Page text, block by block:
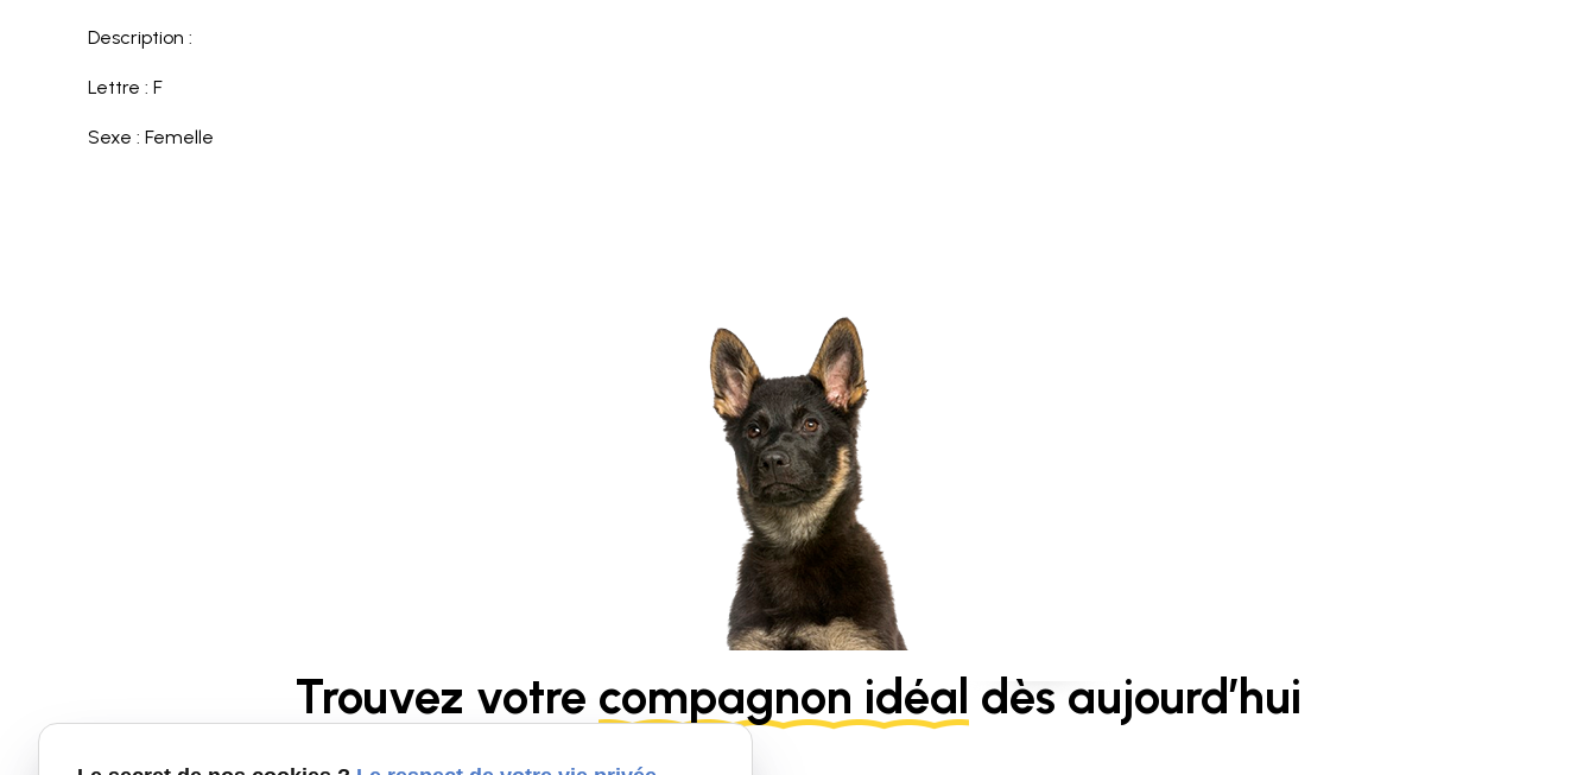
Description :
Lettre : F
Sexe : Femelle
Trouvez votre compagnon idéal dès aujourd’hui